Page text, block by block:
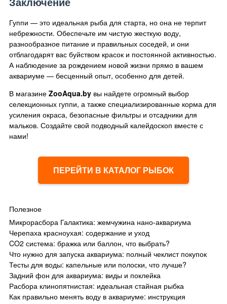
Гуппи — это идеальная рыба для старта, но она не терпит
небрежности. Обеспечьте им чистую жесткую воду,
разнообразное питание и правильных соседей, и они
отблагодарят вас буйством красок и постоянной активностью.
А наблюдение за рождением новой жизни прямо в вашем
аквариуме — бесценный опыт, особенно для детей.
В магазине ZooAqua.by вы найдете огромный выбор
селекционных гуппи, а также специализированные корма для
усиления окраса, безопасные фильтры и отсадники для
мальков. Создайте свой подводный калейдоскоп вместе с
нами!
ПЕРЕЙТИ В КАТАЛОГ РЫБОК
Полезное
Микрорасбора Галактика: жемчужина нано-аквариума
Черепаха красноухая: содержание и уход
CO2 система: бражка или баллон, что выбрать?
Что нужно для запуска аквариума: полный чеклист покупок
Тесты для воды: капельные или полоски, что лучше?
Задний фон для аквариума: виды и поклейка
Расбора клинопятнистая: идеальная стайная рыбка
Как правильно менять воду в аквариуме: инструкция